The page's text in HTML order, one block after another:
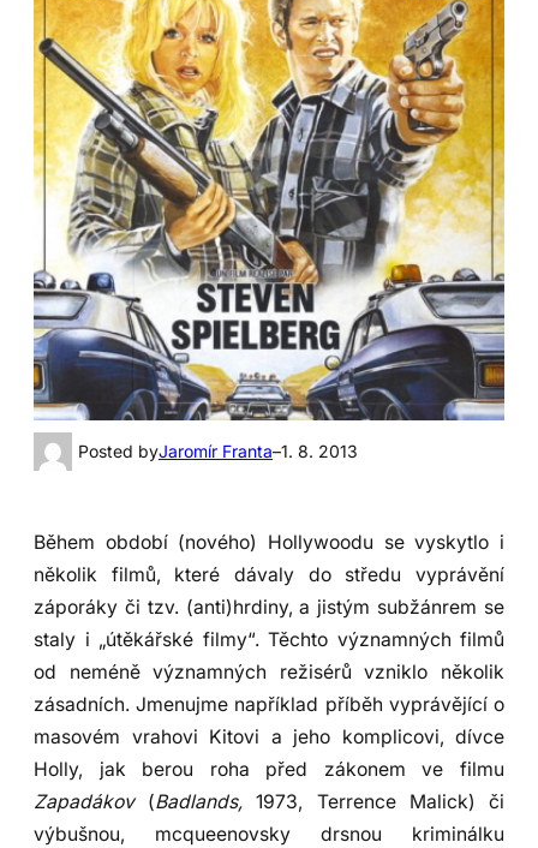
Posted byJaromír Franta–1. 8. 2013
Během období (nového) Hollywoodu se vyskytlo i
několik filmů, které dávaly do středu vyprávění
záporáky či tzv. (anti)hrdiny, a jistým subžánrem se
staly i „útěkářské filmy“. Těchto významných filmů
od neméně významných režisérů vzniklo několik
zásadních. Jmenujme například příběh vyprávějící o
masovém vrahovi Kitovi a jeho komplicovi, dívce
Holly, jak berou roha před zákonem ve filmu
Zapadákov (Badlands,1973, Terrence Malick) či
výbušnou, mcqueenovsky drsnou kriminálku